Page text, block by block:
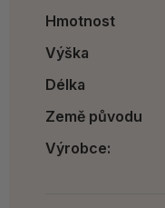
Hmotnost
Výška
Délka
Země původu
Výrobce: